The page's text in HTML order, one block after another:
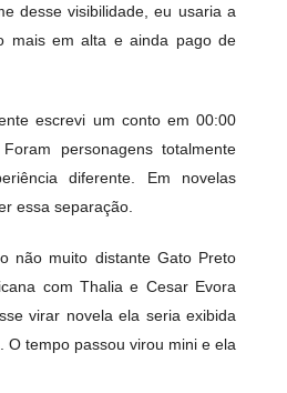
desse visibilidade, eu usaria a
mais em alta e ainda pago de
escrevi um conto em 00:00
personagens totalmente
diferente. Em novelas
essa separação.
não muito distante Gato Preto
com Thalia e Cesar Evora
virar novela ela seria exibida
O tempo passou virou mini e ela